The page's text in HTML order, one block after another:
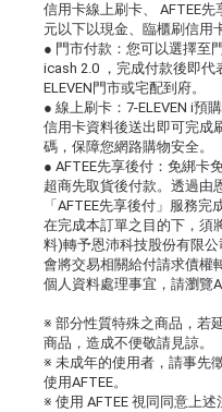
信用卡線上刷卡、 AFTEE
元以下以現金、臨櫃刷信用
● 門市付款：您可以選擇至
icash 2.0 ，完成付款後即
ELEVEN門市或宅配到府。
● 線上刷卡：7-ELEVEN i預
信用卡資料後送出即可完成
碼，保障您網路購物安全。
● AFTEE先享後付：免綁卡
超商先取貨後付款。透過由
「AFTEE先享後付」服務
在完成本訂單之目的下，須
料)轉予恩沛科技股份有限
會將交易相關給付請求債權
個人資料處理事宜，請瀏覽
※ 部分性質特殊之商品，若
商品，造成不便敬請見諒。
※ 未成年的使用者，請事先
使用AFTEE。
※ 使用 AFTEE 視同同意上述